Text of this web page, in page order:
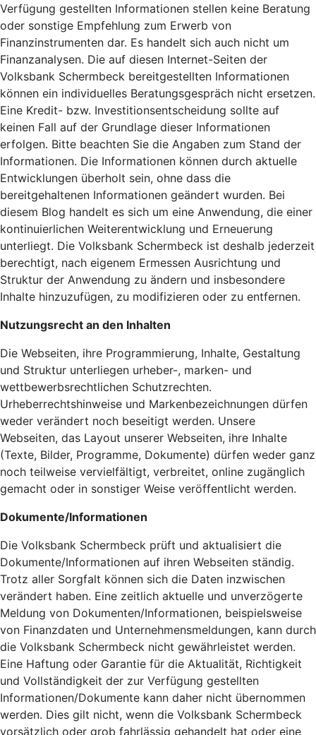
Verfügung gestellten Informationen stellen keine Beratung
oder sonstige Empfehlung zum Erwerb von
Finanzinstrumenten dar. Es handelt sich auch nicht um
Finanzanalysen. Die auf diesen Internet-Seiten der
Volksbank Schermbeck bereitgestellten Informationen
können ein individuelles Beratungsgespräch nicht ersetzen.
Eine Kredit- bzw. Investitionsentscheidung sollte auf
keinen Fall auf der Grundlage dieser Informationen
erfolgen. Bitte beachten Sie die Angaben zum Stand der
Informationen. Die Informationen können durch aktuelle
Entwicklungen überholt sein, ohne dass die
bereitgehaltenen Informationen geändert wurden. Bei
diesem Blog handelt es sich um eine Anwendung, die einer
kontinuierlichen Weiterentwicklung und Erneuerung
unterliegt. Die Volksbank Schermbeck ist deshalb jederzeit
berechtigt, nach eigenem Ermessen Ausrichtung und
Struktur der Anwendung zu ändern und insbesondere
Inhalte hinzuzufügen, zu modifizieren oder zu entfernen.
Nutzungsrecht an den Inhalten
Die Webseiten, ihre Programmierung, Inhalte, Gestaltung
und Struktur unterliegen urheber-, marken- und
wettbewerbsrechtlichen Schutzrechten.
Urheberrechtshinweise und Markenbezeichnungen dürfen
weder verändert noch beseitigt werden. Unsere
Webseiten, das Layout unserer Webseiten, ihre Inhalte
(Texte, Bilder, Programme, Dokumente) dürfen weder ganz
noch teilweise vervielfältigt, verbreitet, online zugänglich
gemacht oder in sonstiger Weise veröffentlicht werden.
Dokumente/Informationen
Die Volksbank Schermbeck prüft und aktualisiert die
Dokumente/Informationen auf ihren Webseiten ständig.
Trotz aller Sorgfalt können sich die Daten inzwischen
verändert haben. Eine zeitlich aktuelle und unverzögerte
Meldung von Dokumenten/Informationen, beispielsweise
von Finanzdaten und Unternehmensmeldungen, kann durch
die Volksbank Schermbeck nicht gewährleistet werden.
Eine Haftung oder Garantie für die Aktualität, Richtigkeit
und Vollständigkeit der zur Verfügung gestellten
Informationen/Dokumente kann daher nicht übernommen
werden. Dies gilt nicht, wenn die Volksbank Schermbeck
vorsätzlich oder grob fahrlässig gehandelt hat oder eine